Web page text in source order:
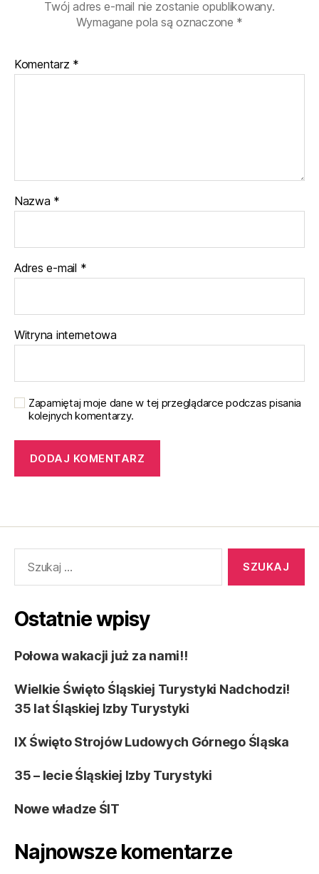
Twój adres e-mail nie zostanie opublikowany.
Wymagane pola są oznaczone *
Komentarz *
Nazwa *
Adres e-mail *
Witryna internetowa
Zapamiętaj moje dane w tej przeglądarce podczas pisania
kolejnych komentarzy.
Ostatnie wpisy
Połowa wakacji już za nami!!
Wielkie Święto Śląskiej Turystyki Nadchodzi!
35 lat Śląskiej Izby Turystyki
IX Święto Strojów Ludowych Górnego Śląska
35 – lecie Śląskiej Izby Turystyki
Nowe władze ŚIT
Najnowsze komentarze